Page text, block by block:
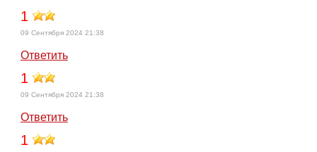
09 Сентября 2024 21:38
Ответить
09 Сентября 2024 21:38
Ответить